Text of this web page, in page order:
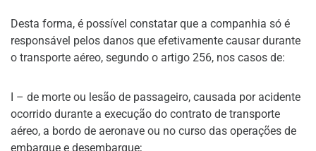
Desta forma, é possível constatar que a companhia só é
responsável pelos danos que efetivamente causar durante
o transporte aéreo, segundo o artigo 256, nos casos de:
I – de morte ou lesão de passageiro, causada por acidente
ocorrido durante a execução do contrato de transporte
aéreo, a bordo de aeronave ou no curso das operações de
embarque e desembarque;